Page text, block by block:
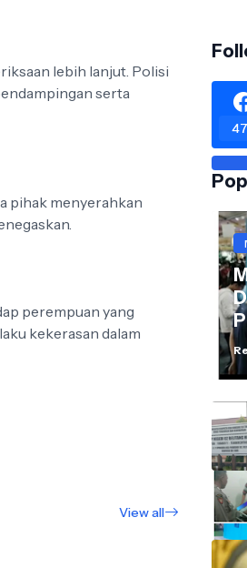
lebih lanjut. Polisi
serta
pihak menyerahkan
perempuan yang
kekerasan dalam
View all